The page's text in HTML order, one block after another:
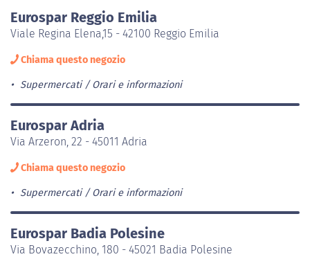
Eurospar Reggio Emilia
Viale Regina Elena,15 - 42100 Reggio Emilia
Chiama questo negozio
Supermercati Orari e informazioni
Eurospar Adria
Via Arzeron, 22 - 45011 Adria
Chiama questo negozio
Supermercati Orari e informazioni
Eurospar Badia Polesine
Via Bovazecchino, 180 - 45021 Badia Polesine